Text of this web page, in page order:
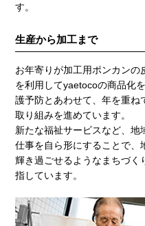
す。
生産から加工まで
お年寄りが加工用ポンカンの
を利用してyaetocoの商品化
護予防とあわせて、年を重ね
取り組みを進めています。
新たな福祉サービスなど、地
仕事を自ら形にすることで、
輝き過ごせるようなまちづく
指しています。